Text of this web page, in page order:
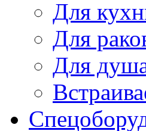
Для
Для
Для